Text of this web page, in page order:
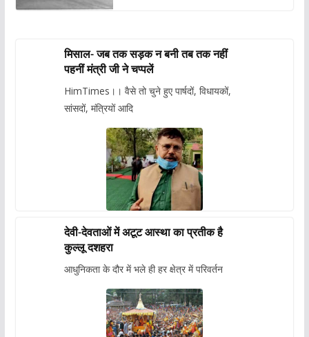
मिसाल- जब तक सड़क न बनी तब तक नहीं
पहनीं मंत्री जी ने चप्पलें
HimTimes।। वैसे तो चुने हुए पार्षदों, विधायकों,
सांसदों, मंत्रियों आदि
देवी-देवताओं में अटूट आस्था का प्रतीक है
कुल्लू दशहरा
आधुनिकता के दौर में भले ही हर क्षेत्र में परिवर्तन